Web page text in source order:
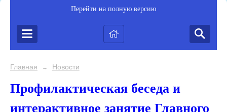
Перейти на полную версию
Главная → Новости
Профилактическая беседа и
интерактивное занятие Главного